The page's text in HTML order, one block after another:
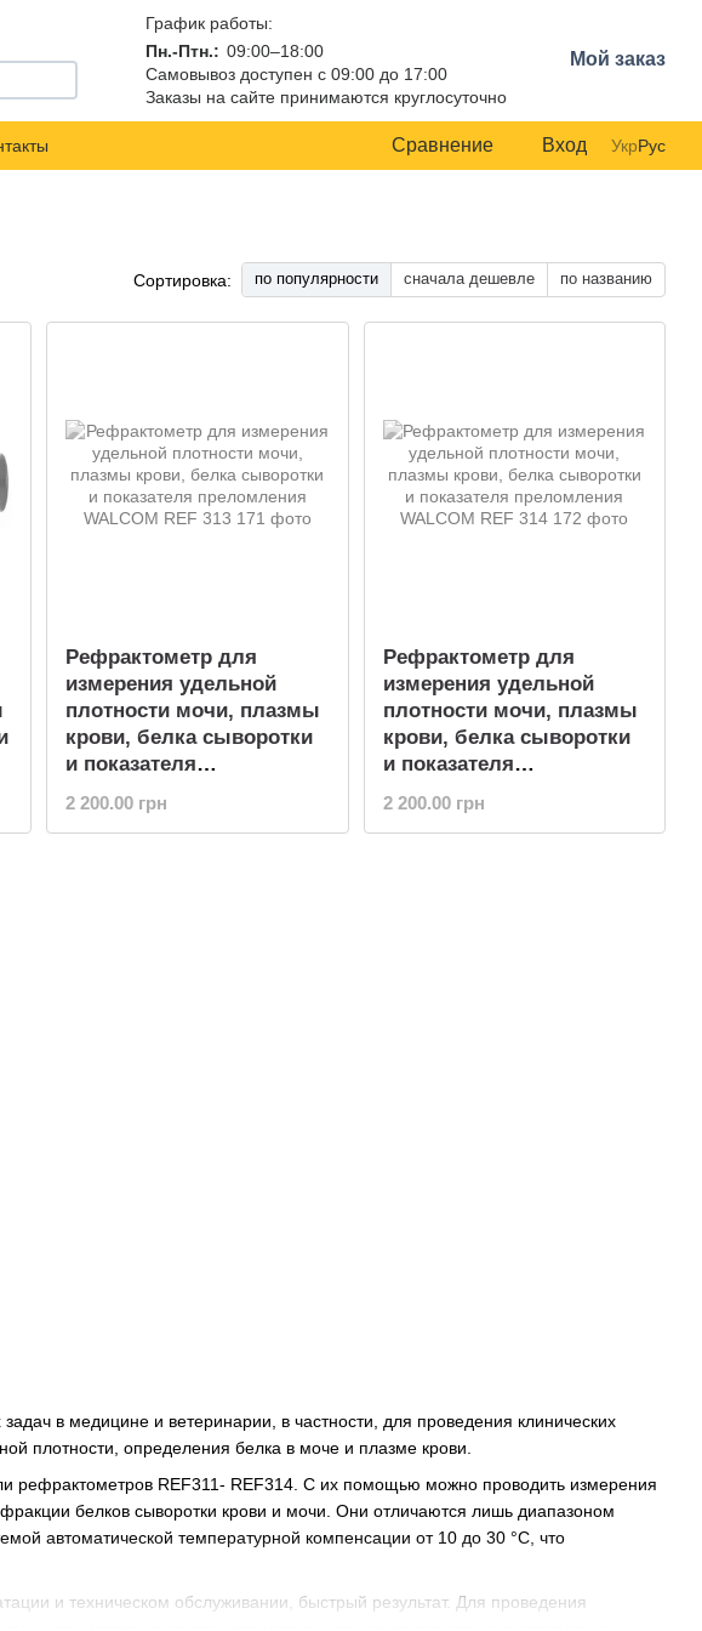
График работы:
Пн.-Птн.: 09:00–18:00
Самовывоз доступен с 09:00 до 17:00
Заказы на сайте принимаются круглосуточно
Мой заказ
Сравнение Вход УкрРус
Сортировка: по популярности сначала дешевле по названию
в медицине и ветеринарии, в частности, для проведения клинических
плотности, определения белка в моче и плазме крови.
рефрактометров REF311- REF314. С их помощью можно проводить измерения
белков сыворотки крови и мочи. Они отличаются лишь диапазоном
автоматической температурной компенсации от 10 до 30 °С, что
и техническом обслуживании, быстрый результат. Для проведения
Рефрактометр для
измерения удельной
плотности мочи, плазмы
крови, белка сыворотки
и показателя
преломления WALCOM
REF 313
2 200.00 грн
Рефрактометр для
измерения удельной
плотности мочи, плазмы
крови, белка сыворотки
и показателя
преломления WALCOM
REF 314
2 200.00 грн